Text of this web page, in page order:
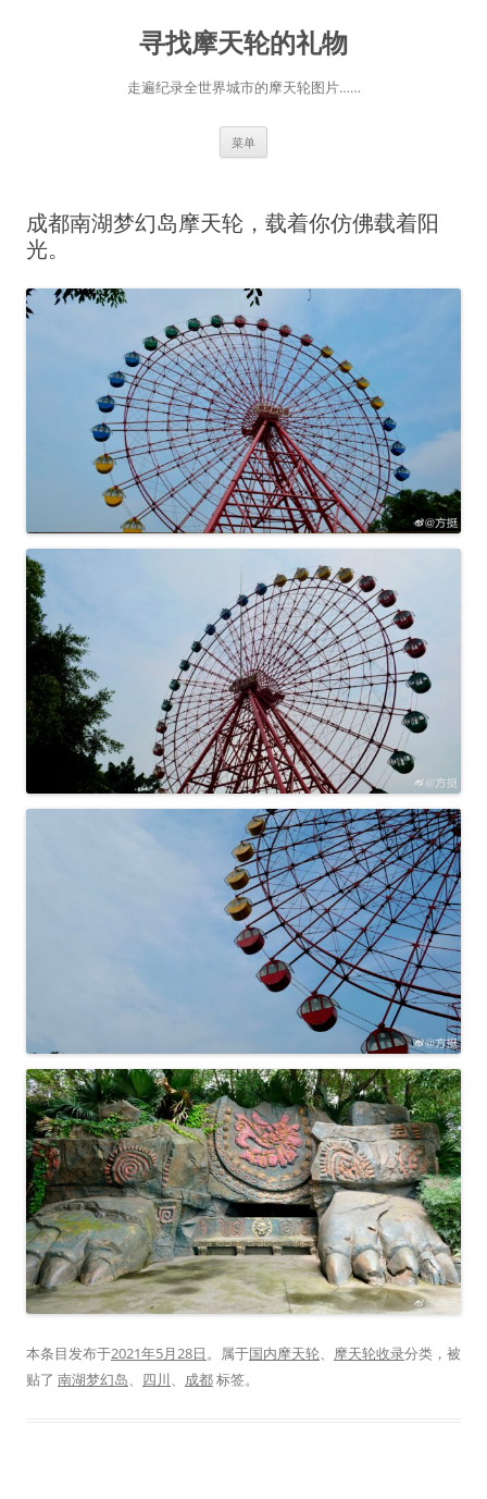
寻找摩天轮的礼物
走遍纪录全世界城市的摩天轮图片……
菜单
成都南湖梦幻岛摩天轮，载着你仿佛载着阳
光。 ​​​
本条目发布于2021年5月28日。属于国内摩天轮、 摩天轮收录分类，被
贴了 南湖梦幻岛、 四川、 成都标签。